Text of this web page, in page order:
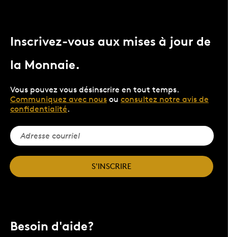
Inscrivez-vous aux mises à jour de
la Monnaie.
Vous pouvez vous désinscrire en tout temps.
Communiquez avec nous ou consultez notre avis de
confidentialité.
S'INSCRIRE
Besoin d'aide?